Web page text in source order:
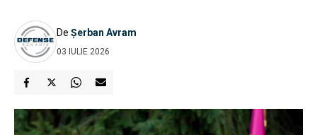
De Șerban Avram
03 IULIE 2026